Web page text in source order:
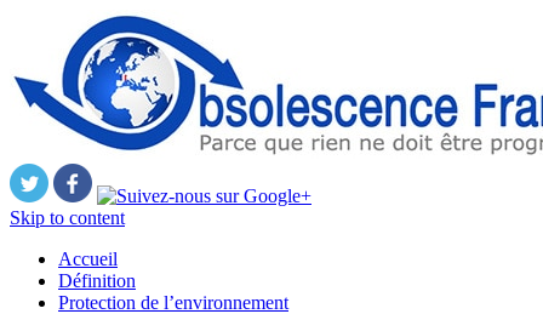
Skip to content
Accueil
Définition
Protection de l’environnement